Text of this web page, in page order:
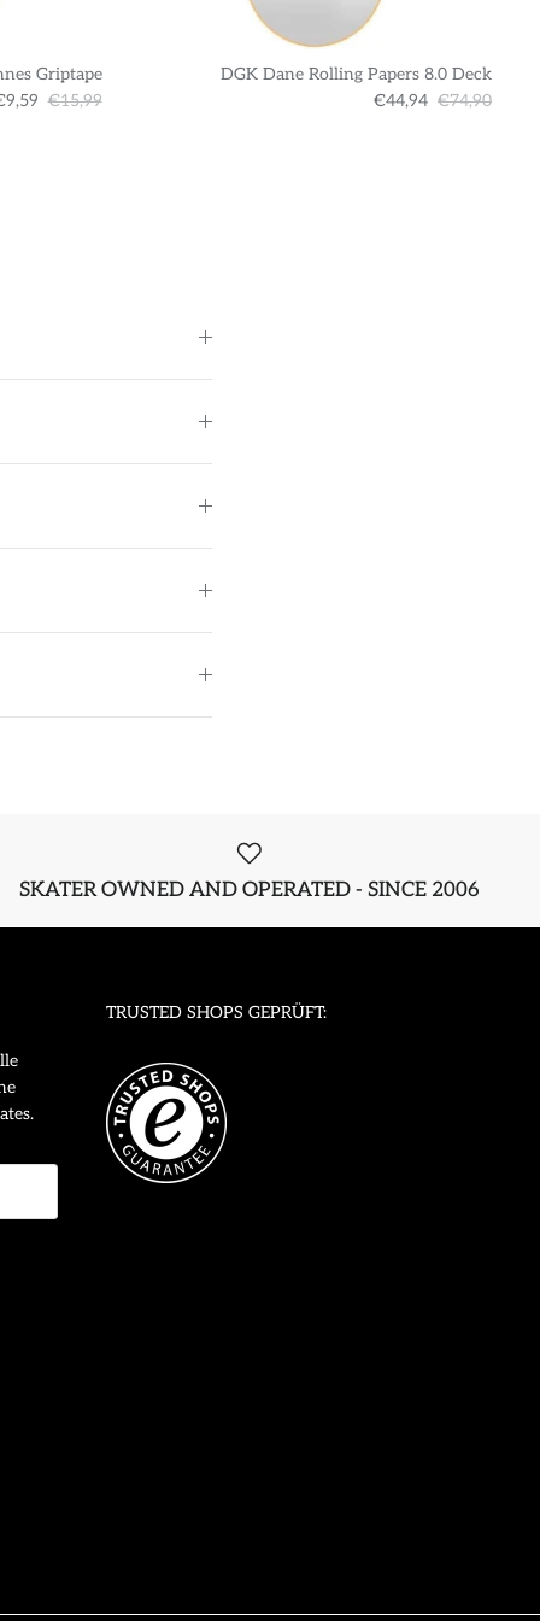
Griptape
€15,99
DGK Dane Rolling Papers 8.0 Deck
€44,94 €74,90
SKATER OWNED AND OPERATED - SINCE 2006
TRUSTED SHOPS GEPRÜFT: